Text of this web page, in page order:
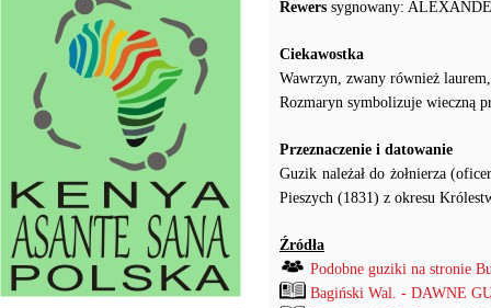
Rewers sygnowany:
Ciekawostka
Wawrzyn, zwany również
Rozmaryn symbolizuje wieczną
Przeznaczenie i datowanie
Guzik należał do żołnierza
Pieszych (1831) z okresu
Źródła
Podobne guziki na stronie
Bagiński Wal. - DAWNE